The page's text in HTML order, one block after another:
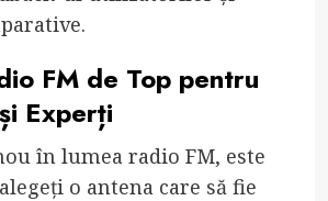
FM de Top pentru
Experți
în lumea radio FM, este
o antena care să fie